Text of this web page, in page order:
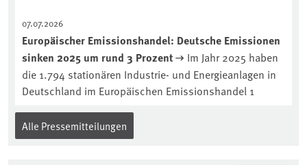
07.07.2026
Europäischer Emissionshandel: Deutsche Emissionen
sinken 2025 um rund 3 Prozent
Im Jahr 2025 haben
die 1.794 stationären Industrie- und Energieanlagen in
Deutschland im Europäischen Emissionshandel 1
Alle Pressemitteilungen